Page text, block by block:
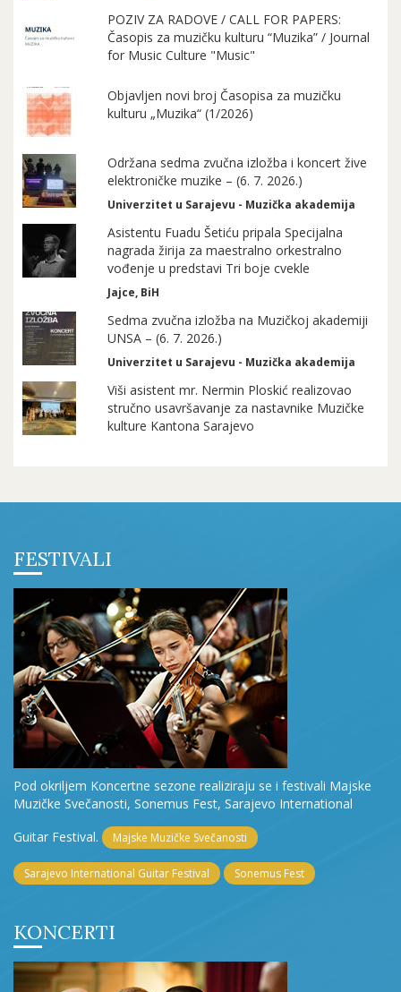
POZIV ZA RADOVE / CALL FOR PAPERS:
Časopis za muzičku kulturu “Muzika” / Journal
for Music Culture "Music"
Objavljen novi broj Časopisa za muzičku
kulturu „Muzika“ (1/2026)
Održana sedma zvučna izložba i koncert žive
elektroničke muzike – (6. 7. 2026.)
Univerzitet u Sarajevu - Muzička akademija
Asistentu Fuadu Šetiću pripala Specijalna
nagrada žirija za maestralno orkestralno
vođenje u predstavi Tri boje cvekle
Jajce, BiH
Sedma zvučna izložba na Muzičkoj akademiji
UNSA – (6. 7. 2026.)
Univerzitet u Sarajevu - Muzička akademija
Viši asistent mr. Nermin Ploskić realizovao
stručno usavršavanje za nastavnike Muzičke
kulture Kantona Sarajevo
FESTIVALI
Pod okriljem Koncertne sezone realiziraju se i festivali Majske
Muzičke Svečanosti, Sonemus Fest, Sarajevo International
Guitar Festival.
Majske Muzičke Svečanosti
Sarajevo International Guitar Festival Sonemus Fest
KONCERTI